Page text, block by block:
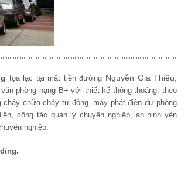
tọa lạc tại mặt tiền đường Nguyễn Gia Thiều,
phòng hạng B+ với thiết kế thông thoáng, theo
chữa cháy tự động, máy phát điện dự phòng
công tác quản lý chuyên nghiệp, an ninh yên
nghiệp.